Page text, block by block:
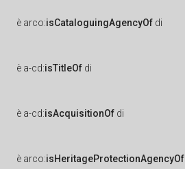
è arco:isCataloguingAgencyOf di
è a-cd:isTitleOf di
è a-cd:isAcquisitionOf di
è arco:isHeritageProtectionAgencyOf